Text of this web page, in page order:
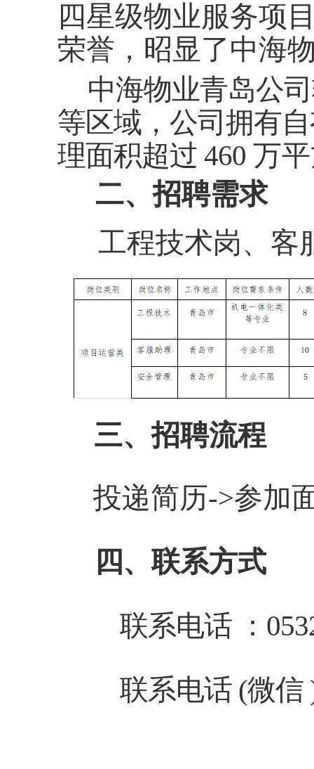
四星级物业服务项
荣誉，昭显了中海
中海物业青岛公
等区域， 公司拥有
理面积超过 460 万
二、招聘需求
工程技术岗、客
三、招聘流程
投递简历->参加
四 、联系方式
联系电话 ：
联系电话 (微信